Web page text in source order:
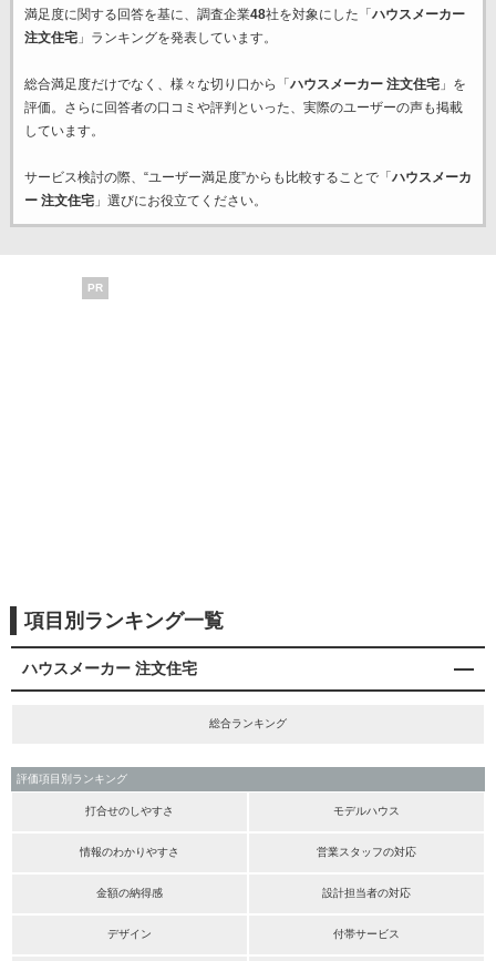
満足度に関する回答を基に、調査企業48社を対象にした「 ハウスメーカー
注文住宅」ランキングを発表しています。
総合満足度だけでなく、様々な切り口から「 ハウスメーカー 注文住宅」を
評価。さらに回答者の口コミや評判といった、実際のユーザーの声も掲載
しています。
サービス検討の際、“ユーザー満足度”からも比較することで「 ハウスメーカ
ー 注文住宅」選びにお役立てください。
PR
項目別ランキング一覧
ハウスメーカー 注文住宅
総合ランキング
評価項目別ランキング
打合せのしやすさ モデルハウス
情報のわかりやすさ 営業スタッフの対応
金額の納得感 設計担当者の対応
デザイン 付帯サービス